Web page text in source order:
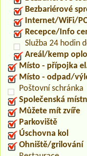
Bezbariérové
Internet/WiFi/
Recepce/Info
Služba 24 hodin
Areál/kemp
Místo - přípojka
Místo - odpad/
Poštovní schránka
Společenská
Můžete mít zvíře
Parkoviště
Úschovna kol
Ohniště/grilování